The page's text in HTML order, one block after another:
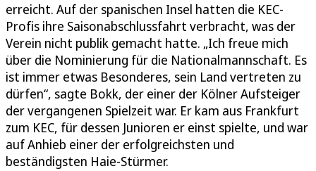
erreicht. Auf der spanischen Insel hatten die KEC-
Profis ihre Saisonabschlussfahrt verbracht, was der
Verein nicht publik gemacht hatte. „Ich freue mich
über die Nominierung für die Nationalmannschaft. Es
ist immer etwas Besonderes, sein Land vertreten zu
dürfen“, sagte Bokk, der einer der Kölner Aufsteiger
der vergangenen Spielzeit war. Er kam aus Frankfurt
zum KEC, für dessen Junioren er einst spielte, und war
auf Anhieb einer der erfolgreichsten und
beständigsten Haie-Stürmer.